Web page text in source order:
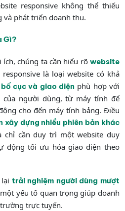
responsive không thể thiếu
phát triển doanh thu.
Gì?
ích, chúng ta cần hiểu rõ website
responsive là loại website có khả
cục và giao diệnphù hợp với
người dùng, từ máy tính để
cho đến máy tính bảng. Điều
xây dựng nhiều phiên bản khác
chỉ cần duy trì một website duy
động tối ưu hóa giao diện theo
trải nghiệm người dùng mượt
yếu tố quan trọng giúp doanh
trực tuyến.